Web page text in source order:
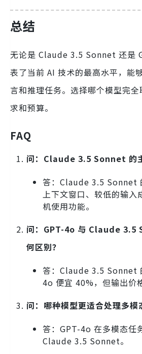
总结
无论是 Claude 3.5 Sonnet 还是
表了当前 AI 技术的最高水平，能
言和推理任务。选择哪个模型完
求和预算。
FAQ
问：Claude 3.5 Sonnet 的
答：Claude 3.5 Sonnet
上下文窗口、较低的输
机使用功能。
问：GPT-4o 与 Claude 3.5
何区别？
答：Claude 3.5 Sonnet
4o 便宜 40%，但输出价
问：哪种模型更适合处理多模
答：GPT-4o 在多模态任
Claude 3.5 Sonnet。